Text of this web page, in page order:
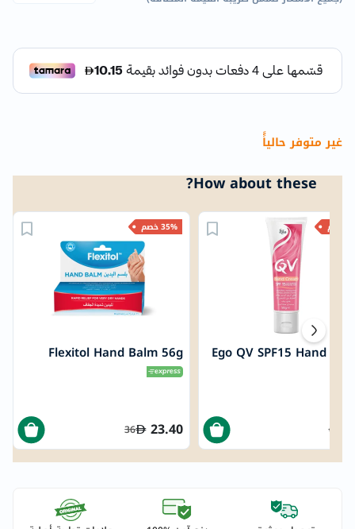
غير متوفر حالياًً
How about these?
35% خصم
Flexitol Hand Balm 56g
23.40
36
Ego QV SPF15 Hand
60